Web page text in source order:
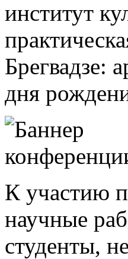
институт
Брегвадзе:
дня
К участию
научные
студенты,